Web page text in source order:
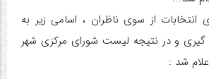
انتخابات از سوی ناظران ، اسامی زیر به
گیری و در نتیجه لیست شورای مرکزی شهر
شد :